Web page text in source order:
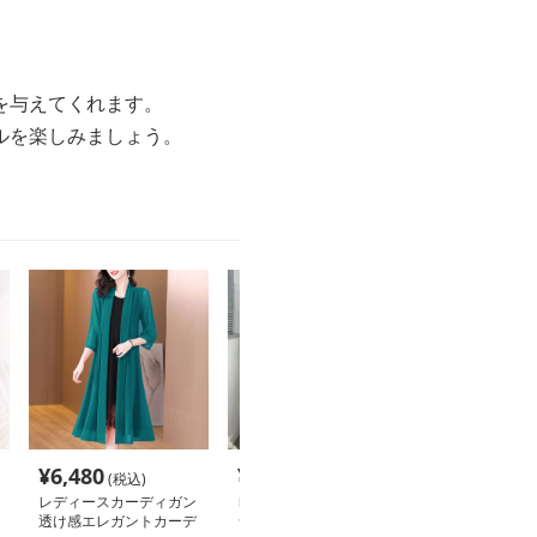
えてくれます。
楽しみましょう。
¥6,480(税込)
レディースカーディガン
透け感エレガントカーデ
¥
レディースカーディガン
シフォン素材 ふんわり